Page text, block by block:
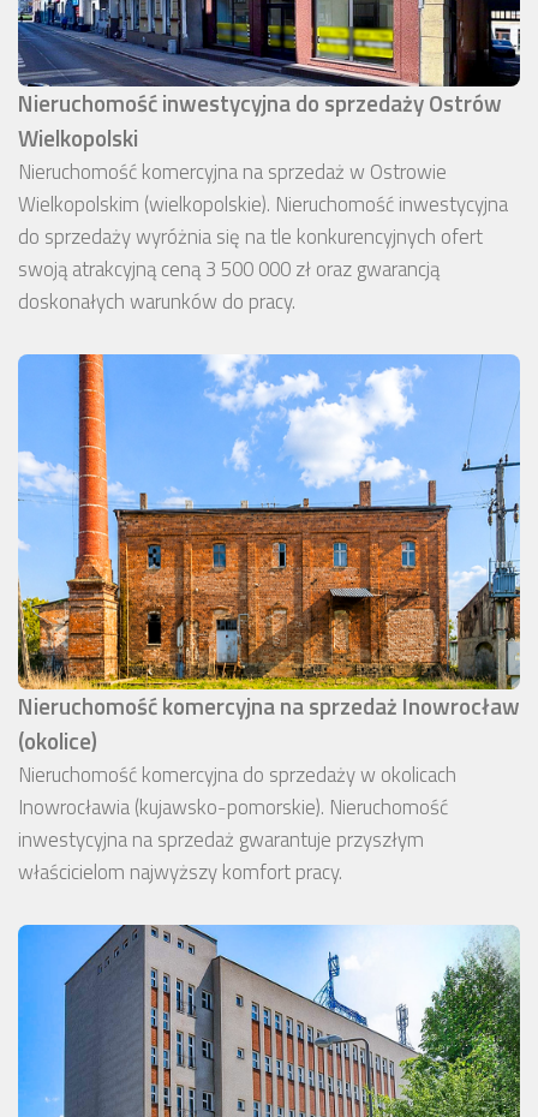
Nieruchomość inwestycyjna do sprzedaży Ostrów
Wielkopolski
Nieruchomość komercyjna na sprzedaż w Ostrowie
Wielkopolskim (wielkopolskie). Nieruchomość inwestycyjna
do sprzedaży wyróżnia się na tle konkurencyjnych ofert
swoją atrakcyjną ceną 3 500 000 zł oraz gwarancją
doskonałych warunków do pracy.
Nieruchomość komercyjna na sprzedaż Inowrocław
(okolice)
Nieruchomość komercyjna do sprzedaży w okolicach
Inowrocławia (kujawsko-pomorskie). Nieruchomość
inwestycyjna na sprzedaż gwarantuje przyszłym
właścicielom najwyższy komfort pracy.